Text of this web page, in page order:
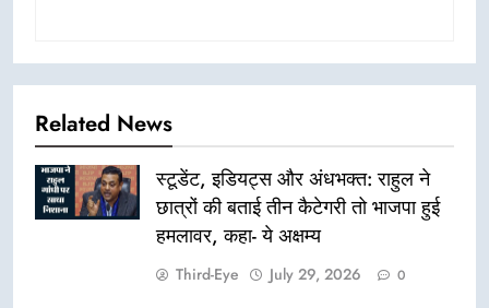
Related News
स्टूडेंट, इडियट्स और अंधभक्त: राहुल ने
छात्रों की बताई तीन कैटेगरी तो भाजपा हुई
हमलावर, कहा- ये अक्षम्य
Third-Eye July 29, 2026 0